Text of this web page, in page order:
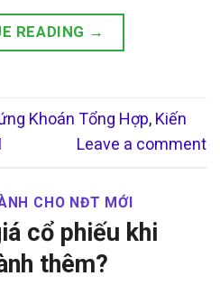
READING →
Khoán Tổng Hợp, Kiến
Leave a comment
CHO NĐT MỚI
cổ phiếu khi
thêm?